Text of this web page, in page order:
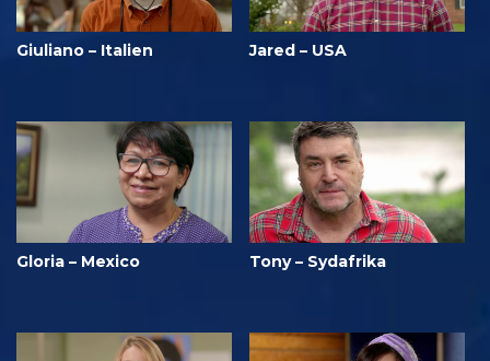
Giuliano – Italien Jared – USA
Gloria – Mexico Tony – Sydafrika